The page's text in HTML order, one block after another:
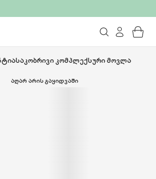
კომპლექსური მოვლა
ᲐᲦᲐᲠ ᲐᲠᲘᲡ ᲒᲐᲧᲘᲓᲕᲐᲨᲘ